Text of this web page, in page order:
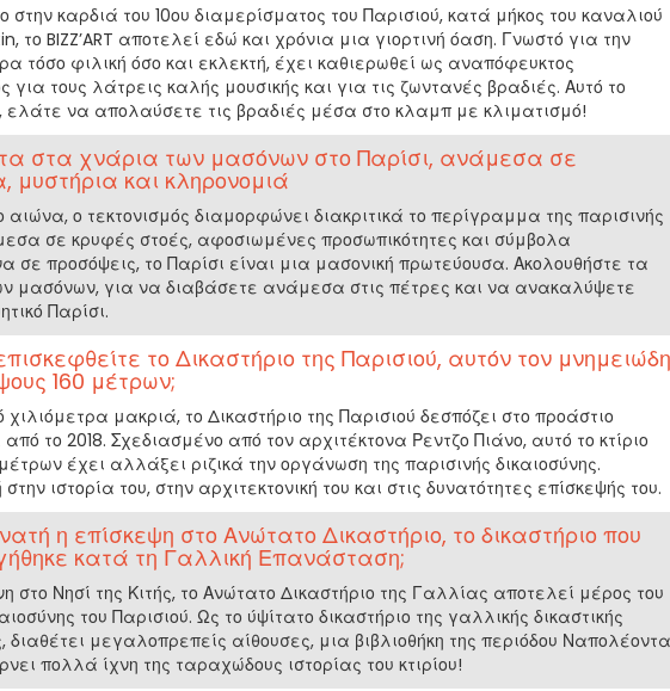
στην καρδιά του 10ου διαμερίσματος του Παρισιού, κατά μήκος του καναλιού
το BIZZ’ART αποτελεί εδώ και χρόνια μια γιορτινή όαση. Γνωστό για την
τόσο φιλική όσο και εκλεκτή, έχει καθιερωθεί ως αναπόφευκτος
για τους λάτρεις καλής μουσικής και για τις ζωντανές βραδιές. Αυτό το
ελάτε να απολαύσετε τις βραδιές μέσα στο κλαμπ με κλιματισμό!
στα χνάρια των μασόνων στο Παρίσι, ανάμεσα σε
μυστήρια και κληρονομιά
αιώνα, ο τεκτονισμός διαμορφώνει διακριτικά το περίγραμμα της παρισινής
σε κρυφές στοές, αφοσιωμένες προσωπικότητες και σύμβολα
σε προσόψεις, το Παρίσι είναι μια μασονική πρωτεύουσα. Ακολουθήστε τα
μασόνων, για να διαβάσετε ανάμεσα στις πέτρες και να ανακαλύψετε
Παρίσι.
το Δικαστήριο της Παρισιού, αυτόν τον μνημειώδη
160 μέτρων;
μακριά, το Δικαστήριο της Παρισιού δεσπόζει στο προάστιο
το 2018. Σχεδιασμένο από τον αρχιτέκτονα Ρεντζο Πιάνο, αυτό το κτίριο
έχει αλλάξει ριζικά την οργάνωση της παρισινής δικαιοσύνης.
ιστορία του, στην αρχιτεκτονική του και στις δυνατότητες επίσκεψής του.
η επίσκεψη στο Ανώτατο Δικαστήριο, το δικαστήριο που
κατά τη Γαλλική Επανάσταση;
στο Νησί της Κιτής, το Ανώτατο Δικαστήριο της Γαλλίας αποτελεί μέρος του
του Παρισιού. Ως το ύψίτατο δικαστήριο της γαλλικής δικαστικής
διαθέτει μεγαλοπρεπείς αίθουσες, μια βιβλιοθήκη της περιόδου Ναπολέοντα
πολλά ίχνη της ταραχώδους ιστορίας του κτιρίου!